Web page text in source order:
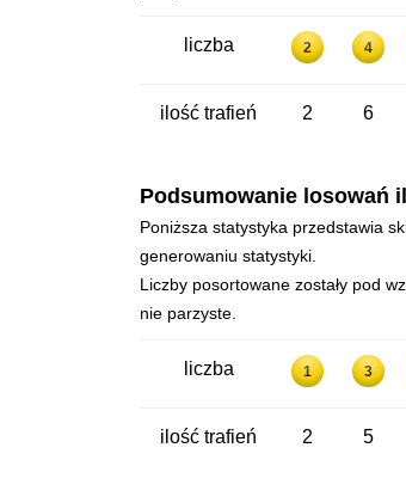
liczba 2 4
ilość trafień 2 6
Podsumowanie losowań
Poniższa statystyka przedstawia
generowaniu statystyki.
Liczby posortowane zostały pod
nie parzyste.
liczba 1 3
ilość trafień 2 5